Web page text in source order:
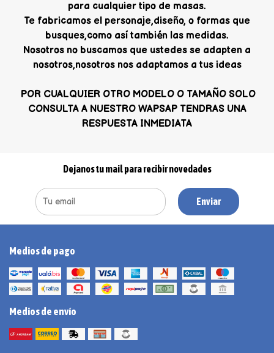
para cualquier tipo de masas.
Te fabricamos el personaje,diseño, o formas que
busques,como así también las medidas.
Nosotros no buscamos que ustedes se adapten a
nosotros,nosotros nos adaptamos a tus ideas
POR CUALQUIER OTRO MODELO O TAMAÑO SOLO
CONSULTA A NUESTRO WAPSAP TENDRAS UNA
RESPUESTA INMEDIATA
Dejanos tu mail para recibir novedades
Enviar
Medios de pago
Medios de envío